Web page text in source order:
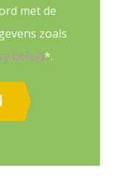
met de
zoals
beleid*.